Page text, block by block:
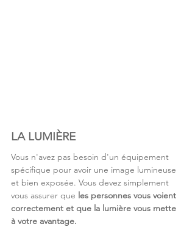
LA LUMIÈRE
Vous n'avez pas besoin d'un équipement
spécifique pour avoir une image lumineuse
et bien exposée. Vous devez simplement
vous assurer que les personnes vous voient
correctement et que la lumière vous mette
à votre avantage.